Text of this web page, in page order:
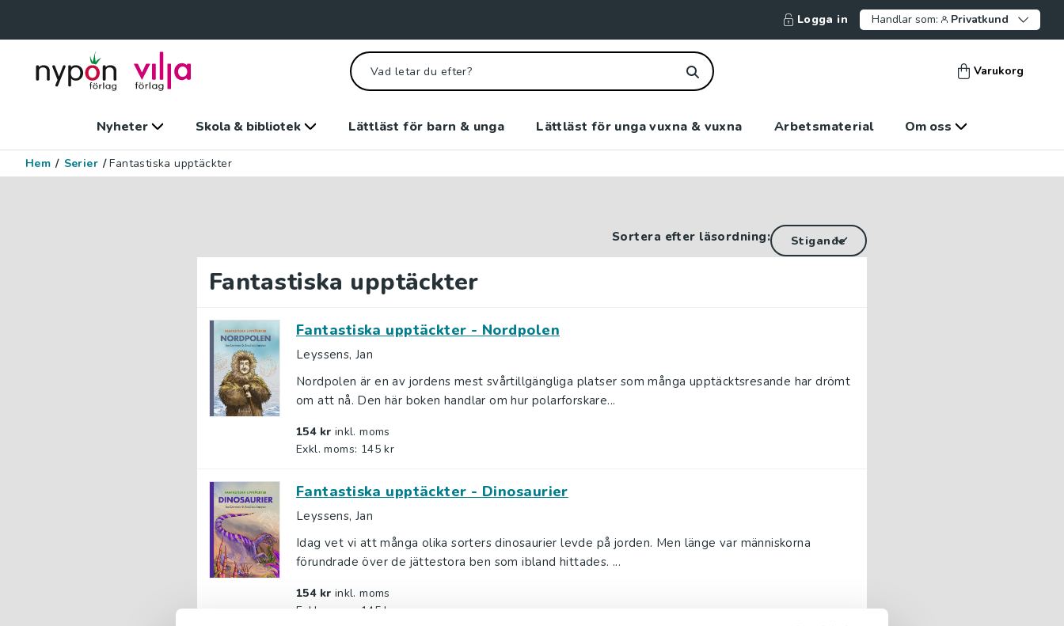
Logga in Handlar som: Privatkund
Varukorg
Nyheter Skola & bibliotek Lättläst för barn & unga Lättläst för unga vuxna & vuxna Arbetsmaterial Om oss
Hem / Serier / Fantastiska upptäckter
Sortera efter läsordning:
Fantastiska upptäckter
Fantastiska upptäckter - Nordpolen
Leyssens, Jan
Nordpolen är en av jordens mest svårtillgängliga platser som många upptäcktsresande har drömt
om att nå. Den här boken handlar om hur polarforskare...
154 kr inkl. moms
Exkl. moms: 145 kr
Fantastiska upptäckter - Dinosaurier
Leyssens, Jan
Idag vet vi att många olika sorters dinosaurier levde på jorden. Men länge var människorna
förundrade över de jättestora ben som ibland hittades. ...
154 kr inkl. moms
Exkl. moms: 145 kr